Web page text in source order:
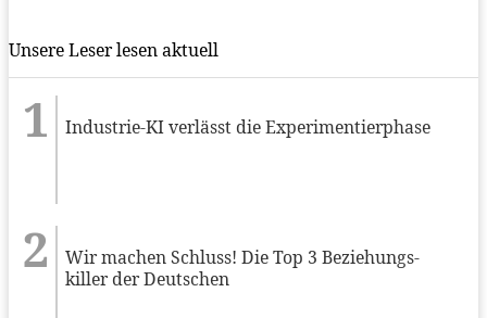
Unsere Leser lesen aktuell
Industrie-KI verlässt die Experimentierphase
Wir machen Schluss! Die Top 3 Beziehungs-
killer der Deutschen